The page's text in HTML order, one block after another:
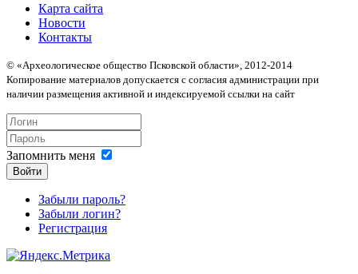
Карта сайта
Новости
Контакты
© «Археологическое общество Псковской области», 2012-2014
Копирование материалов допускается с согласия администрации при
наличии размещения активной и индексируемой ссылки на сайт
Запомнить меня
Войти
Забыли пароль?
Забыли логин?
Регистрация